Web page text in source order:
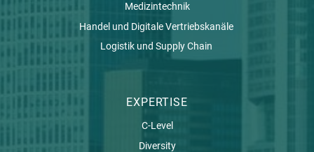
Medizintechnik
Handel und Digitale Vertriebskanäle
Logistik und Supply Chain
EXPERTISE
C-Level
Diversity